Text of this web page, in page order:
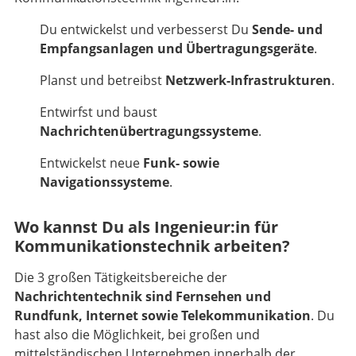
Du entwickelst und verbesserst Du Sende- und
Empfangsanlagen und Übertragungsgeräte.
Planst und betreibst Netzwerk-Infrastrukturen.
Entwirfst und baust
Nachrichtenübertragungssysteme.
Entwickelst neue Funk- sowie
Navigationssysteme.
Wo kannst Du als Ingenieur:in für
Kommunikationstechnik arbeiten?
Die 3 großen Tätigkeitsbereiche der
Nachrichtentechnik sind Fernsehen und
Rundfunk, Internet sowie Telekommunikation. Du
hast also die Möglichkeit, bei großen und